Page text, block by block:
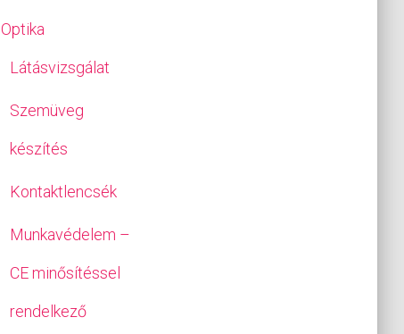
Optika
Látásvizsgálat
Szemüveg
készítés
Kontaktlencsék
Munkavédelem –
CE minősítéssel
rendelkező